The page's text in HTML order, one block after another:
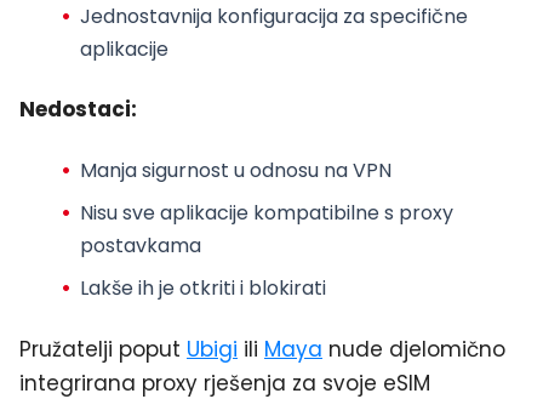
Jednostavnija konfiguracija za specifične
aplikacije
Nedostaci:
Manja sigurnost u odnosu na VPN
Nisu sve aplikacije kompatibilne s proxy
postavkama
Lakše ih je otkriti i blokirati
Pružatelji poput Ubigi ili Maya nude djelomično
integrirana proxy rješenja za svoje eSIM